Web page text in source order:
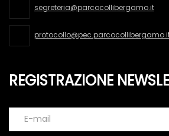
segreteria@parcocollibergamo.it
REGISTRAZIONE